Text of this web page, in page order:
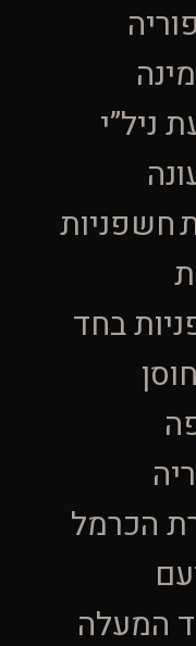
ניל”י
חשפניות
בחד
הכרמל
המעלה